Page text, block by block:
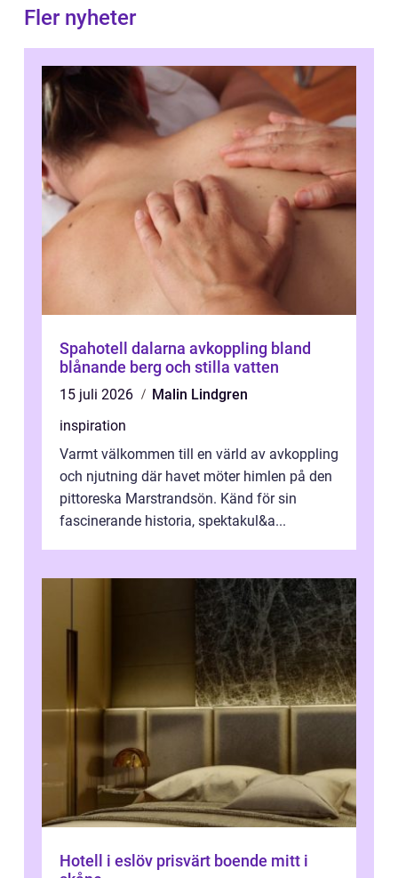
Fler nyheter
Spahotell dalarna avkoppling bland
blånande berg och stilla vatten
15 juli 2026
Malin Lindgren
inspiration
Varmt välkommen till en värld av avkoppling
och njutning där havet möter himlen på den
pittoreska Marstrandsön. Känd för sin
fascinerande historia, spektakul&a...
Hotell i eslöv prisvärt boende mitt i